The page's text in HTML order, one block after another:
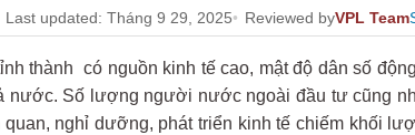
Last updated: Tháng 9 29, 2025 Reviewed byVPL Team
thành có nguồn kinh tế cao, mật độ dân số
nước. Số lượng người nước ngoài đầu tư cũng
nghỉ dưỡng, phát triển kinh tế chiếm khối